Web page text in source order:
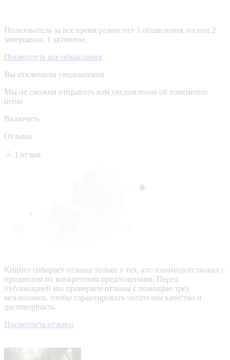
Пользователь за все время разместил 3 объявления, из них 2
завершены, 1 активное.
Посмотреть все объявления
Вы отключили уведомления
Мы не сможем отправить вам уведомление об изменении
цены
Включить
Отзывы
1 отзыв
Кинпет собирает отзывы только у тех, кто взаимодействовал с
продавцом по конкретным предложениям. Перед
публикацией мы проверяем отзывы с помощью трёх
механизмов, чтобы гарантировать читателям качество и
достоверность
Посмотреть отзывы